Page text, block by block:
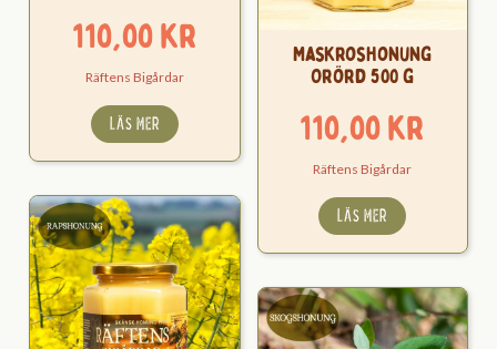
110,00kr
Räftens Bigårdar
LÄS MER
Maskroshonung
Orörd 500 g
110,00kr
Räftens Bigårdar
LÄS MER